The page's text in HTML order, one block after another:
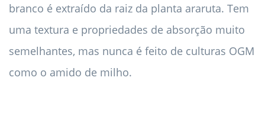
branco é extraído da raiz da planta araruta. Tem
uma textura e propriedades de absorção muito
semelhantes, mas nunca é feito de culturas OGM
como o amido de milho.